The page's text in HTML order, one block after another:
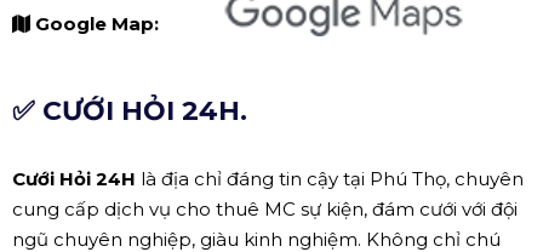
Google Map:
✅ CƯỚI HỎI 24H.
Cưới Hỏi 24H là địa chỉ đáng tin cậy tại Phú Thọ, chuyên
cung cấp dịch vụ cho thuê MC sự kiện, đám cưới với đội
ngũ chuyên nghiệp, giàu kinh nghiệm. Không chỉ chú